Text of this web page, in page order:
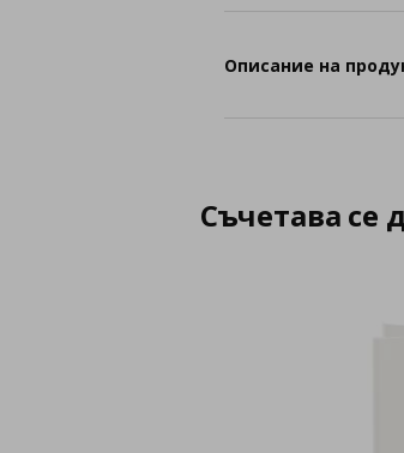
Описание на
Съчетава се